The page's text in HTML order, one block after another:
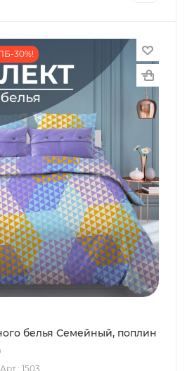
30%!
белья Семейный, поплин
Арт.: 1503